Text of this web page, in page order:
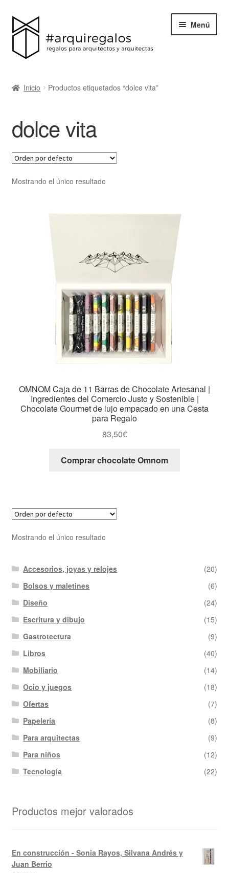
Menú
BLACK FRIDAY
Blog
Acerca de ArquiRegalos
Inicio Productos etiquetados “dolce vita”
dolce vita
Mostrando el único resultado
OMNOM Caja de 11 Barras de Chocolate Artesanal |
Ingredientes del Comercio Justo y Sostenible |
Chocolate Gourmet de lujo empacado en una Cesta
para Regalo
83,50€
Comprar chocolate Omnom
Mostrando el único resultado
Accesorios, joyas y relojes
(20)
Bolsos y maletines
(6)
Diseño
(24)
Escritura y dibujo
(15)
Gastrotectura
(9)
Libros
(40)
Mobiliario
(14)
Ocio y juegos
(18)
Ofertas
(7)
Papelería
(8)
Para arquitectas
(9)
Para niños
(12)
Tecnología
(22)
Productos mejor valorados
En construcción - Sonia Rayos, Silvana Andrés y
Juan Berrio